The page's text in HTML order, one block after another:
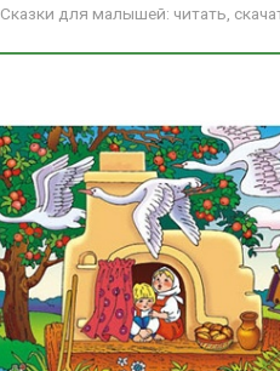
Сказки для малышей: читать,